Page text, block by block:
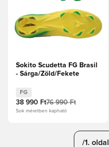
Sokito Scudetta FG Brasil
- Sárga/Zöld/Fekete
FG
38 990 Ft76 990 Ft
Sok méretben kapható
/1. oldal